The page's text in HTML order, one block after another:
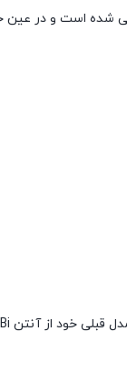
شده است و در عین